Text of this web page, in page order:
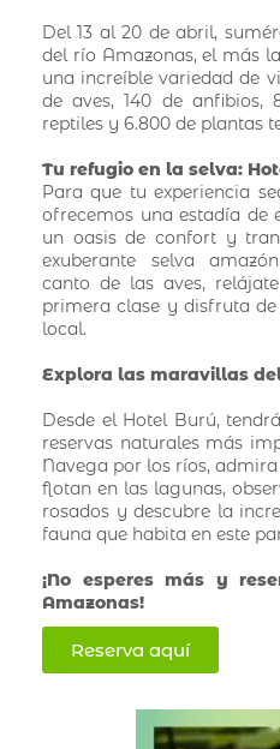
Del 13 al 20 de abril,
del río Amazonas, el más
una increíble variedad de
de aves, 140 de anfibios,
reptiles y 6.800 de plantas
Tu refugio en la selva:
Para que tu experiencia
ofrecemos una estadía de
un oasis de confort y
exuberante selva
canto de las aves,
primera clase y disfruta
local.
Explora las maravillas
Desde el Hotel Burú,
reservas naturales más
Navega por los ríos,
flotan en las lagunas,
rosados y descubre la
fauna que habita en este
¡No esperes más y
Amazonas!
Reserva aquí